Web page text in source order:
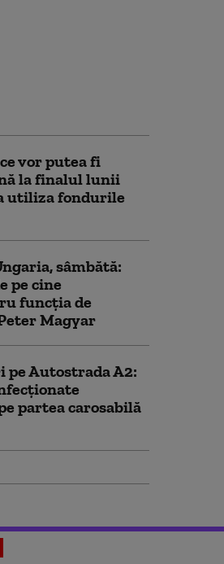
vor putea fi
la finalul lunii
utiliza fondurile
sâmbătă:
pe cine
funcția de
Magyar
Autostrada A2:
partea carosabilă